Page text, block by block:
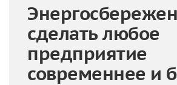
сделать любое
предприятие
современнее и